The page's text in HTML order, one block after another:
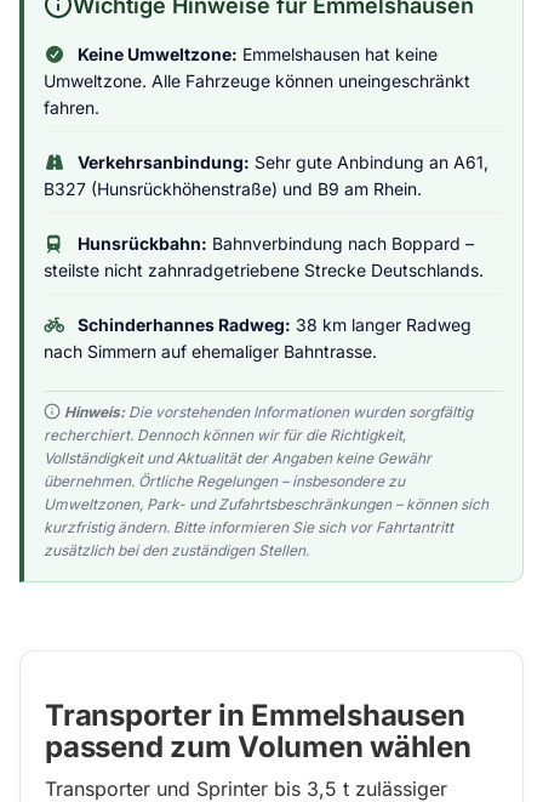
Keine Umweltzone: Emmelshausen hat keine
Umweltzone. Alle Fahrzeuge können uneingeschränkt
fahren.
Verkehrsanbindung: Sehr gute Anbindung an A61,
B327 (Hunsrückhöhenstraße) und B9 am Rhein.
Hunsrückbahn: Bahnverbindung nach Boppard –
steilste nicht zahnradgetriebene Strecke Deutschlands.
Schinderhannes Radweg: 38 km langer Radweg
nach Simmern auf ehemaliger Bahntrasse.
Hinweis:Die vorstehenden Informationen wurden sorgfältig
recherchiert. Dennoch können wir für die Richtigkeit,
Vollständigkeit und Aktualität der Angaben keine Gewähr
übernehmen. Örtliche Regelungen – insbesondere zu
Umweltzonen, Park- und Zufahrtsbeschränkungen – können sich
kurzfristig ändern. Bitte informieren Sie sich vor Fahrtantritt
zusätzlich bei den zuständigen Stellen.
Transporter in Emmelshausen
passend zum Volumen wählen
Transporter und Sprinter bis 3,5 t zulässiger